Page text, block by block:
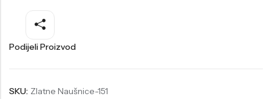
Podijeli Proizvod
SKU: Zlatne Naušnice-151
Welder
Liu-Jo
Wesse
Daisy Dixon